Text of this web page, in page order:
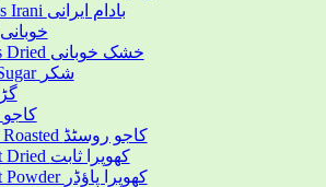
Almonds Irani بادام ایرانی
Apricot خوبانی
Apricots Dried خشک خوبانی
Brown Sugar شکر
jaggery گڑ
Cashew کاجو
Cashew Roasted کاجو روسٹڈ
Coconut Dried کھوپرا ثابت
Coconut Powder کھوپرا پاؤڈر